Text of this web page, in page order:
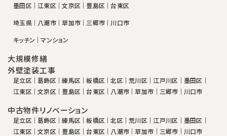
墨田区
江東区 文京区 豊島区
台東区
埼玉県
八潮市 草加市 三郷市
川口市
キッチン
マンション
大規模修繕
外壁塗装工事
足立区 葛飾区 練馬区 板橋区 北区 荒川区 江戸川区
墨田区
江東区
文京区 豊島区 台東区 八潮市 草加市 三郷市 川口市
中古物件リノベーション
足立区 葛飾区 練馬区 板橋区 北区 荒川区 江戸川区
墨田区
江東区
文京区 豊島区 台東区 八潮市 草加市 三郷市 川口市